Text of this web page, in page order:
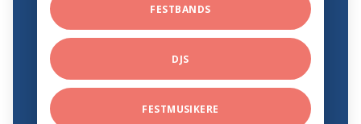
FESTBANDS
DJS
FESTMUSIKERE